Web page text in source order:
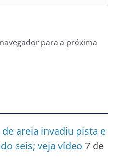
para a próxima
areia invadiu pista e
seis; veja vídeo 7 de